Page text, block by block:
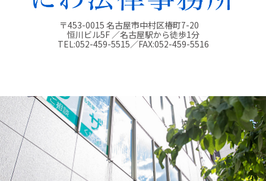
〒453-0015 名古屋市中村区椿町7-20
恒川ビル5F ／名古屋駅から徒歩1分
TEL:052-459-5515／FAX:052-459-5516